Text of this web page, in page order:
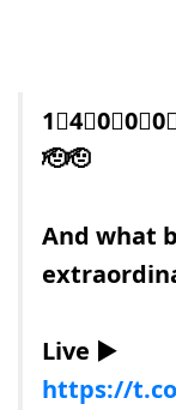
🫡🫡
And what
Live ▶️
https://